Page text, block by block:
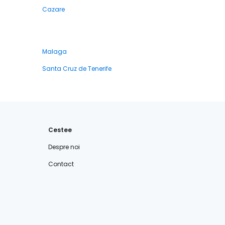
Cazare
Malaga
Santa Cruz de Tenerife
Cestee
Despre noi
Contact